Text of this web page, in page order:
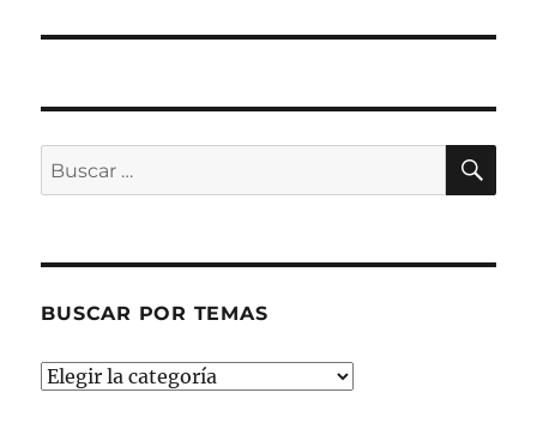
Buscar
por:
BUSCAR POR TEMAS
Buscar